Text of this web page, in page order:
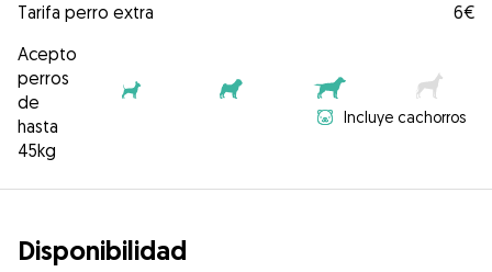
Tarifa perro extra
6€
Acepto
perros
de
hasta
45kg
Incluye cachorros
Disponibilidad